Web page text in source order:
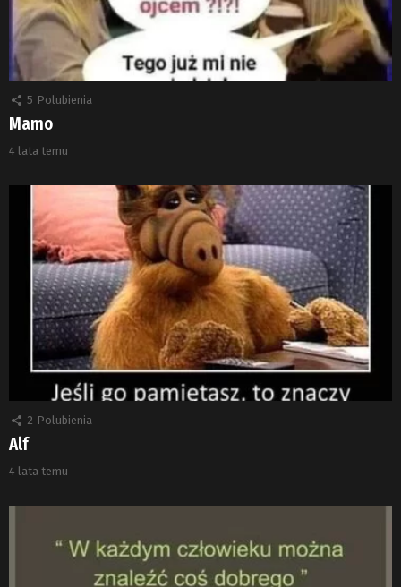
5 Polubienia
Mamo
4 lata temu
2 Polubienia
Alf
4 lata temu